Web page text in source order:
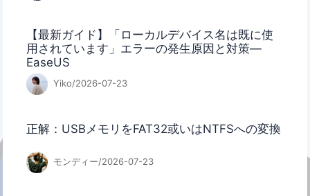
【最新ガイド】「ローカルデバイス名は既に使
用されています」エラーの発生原因と対策—
EaseUS
Yiko/2026-07-23
正解：USBメモリをFAT32或いはNTFSへの変換
モンディー/2026-07-23